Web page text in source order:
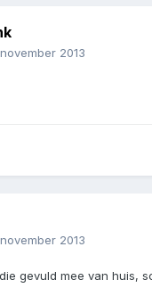
2013
2013
gevuld mee van huis,